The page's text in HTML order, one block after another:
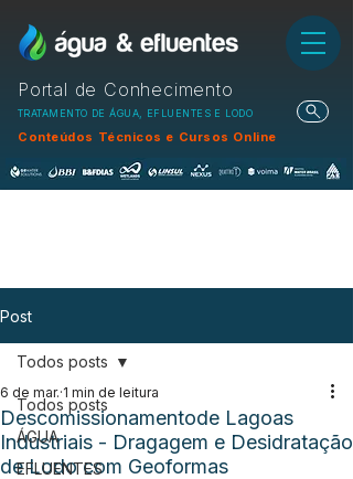
Portal de Conhecimento
TRATAMENTO DE ÁGUA, EFLUENTES E LODO
Conteúdos Técnicos e Cursos Online
Post
Todos posts
ÁGUA
EFLUENTES
Todos posts
Descomissionamentode Lagoas
Industriais - Dragagem e Desidratação
de Lodo com Geoformas
6 de mar. 1 min de leitura